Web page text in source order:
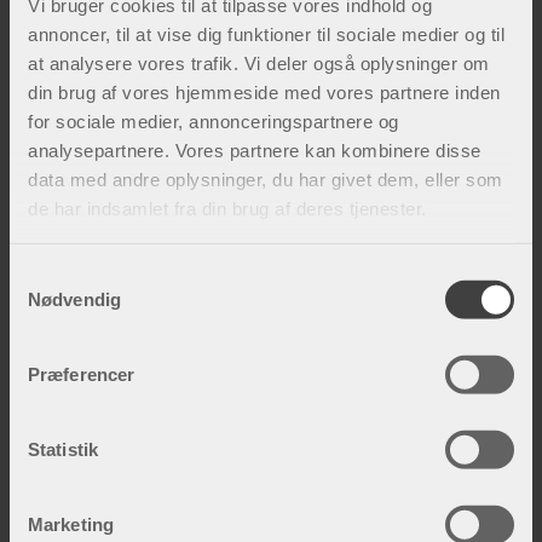
Vi bruger cookies til at tilpasse vores indhold og
annoncer, til at vise dig funktioner til sociale medier og til
at analysere vores trafik. Vi deler også oplysninger om
din brug af vores hjemmeside med vores partnere inden
for sociale medier, annonceringspartnere og
analysepartnere. Vores partnere kan kombinere disse
data med andre oplysninger, du har givet dem, eller som
de har indsamlet fra din brug af deres tjenester.
Nødvendig
Præferencer
Statistik
Marketing
for meget?
De fleste aborter sker uden kendt årsag og
ville være sket, selvom du ikke havde trænet.
Fordelene og sundhedsmæssige fordele ved
motion under graviditeten opvejer risikoen for
abort.
træne, når du er gravid?
træningsform du vælger, og hvordan du
træningspassene vare mellem 30-60 minutter.
Tilpas intensiteten til sessionens længde og
overskrid ikke 160 pulsslag/minut. Hvis du ikke